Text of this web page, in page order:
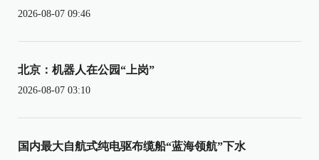
2026-08-07 09:46
北京：机器人在公园“上岗”
2026-08-07 03:10
国内最大自航式纯电驱布缆船“蓝海领航”下水